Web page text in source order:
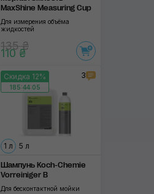
MaxShine Measuring Cup
Для измерения объёма
жидкостей
135 ₴
110 ₴
Скидка 12%
185:44:04
3
1 л 5 л
Шампунь Koch-Chemie
Vorreiniger В
Для бесконтактной мойки